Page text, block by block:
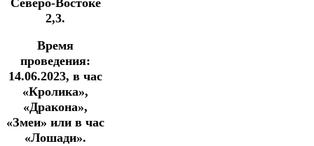
2,3.
Время
проведения:
14.06.2023, в час
«Кролика»,
«Дракона»,
«Змеи» или в час
«Лошади».